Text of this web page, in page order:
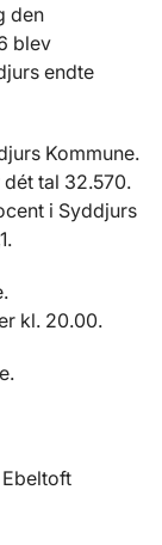
den
blev
endte
Kommune.
tal 32.570.
i Syddjurs
kl. 20.00.